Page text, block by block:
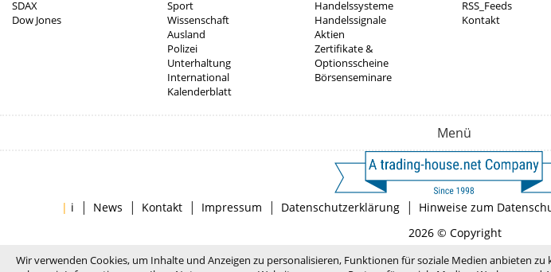
SDAX
Dow Jones
Sport
Wissenschaft
Ausland
Polizei
Unterhaltung
International
Kalenderblatt
Handelssysteme
Handelssignale
Aktien
Zertifikate &
Optionsscheine
Börsenseminare
RSS_Feeds
Kontakt
Menü
| i | News | Kontakt | Impressum | Datenschutzerklärung | Hinweise zum
2026 © Copyright
Wir verwenden Cookies, um Inhalte und Anzeigen zu personalisieren, Funktionen für soziale Medien anbieten